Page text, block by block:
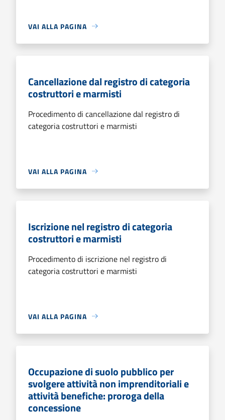
VAI ALLA PAGINA
Cancellazione dal registro di categoria
costruttori e marmisti
Procedimento di cancellazione dal registro di
categoria costruttori e marmisti
VAI ALLA PAGINA
Iscrizione nel registro di categoria
costruttori e marmisti
Procedimento di iscrizione nel registro di
categoria costruttori e marmisti
VAI ALLA PAGINA
Occupazione di suolo pubblico per
svolgere attività non imprenditoriali e
attività benefiche: proroga della
concessione